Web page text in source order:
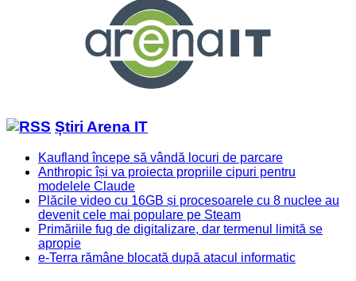
Știri Arena IT
Kaufland începe să vândă locuri de parcare
Anthropic își va proiecta propriile cipuri pentru
modelele Claude
Plăcile video cu 16GB și procesoarele cu 8 nuclee au
devenit cele mai populare pe Steam
Primăriile fug de digitalizare, dar termenul limită se
apropie
e-Terra rămâne blocată după atacul informatic